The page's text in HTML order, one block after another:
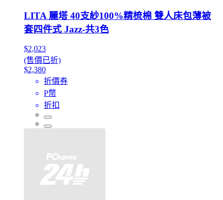
LITA 麗塔 40支紗100%精梳棉 雙人床包薄被
套四件式 Jazz-共3色
$2,023
(售價已折)
$2,380
折價券
P幣
折扣